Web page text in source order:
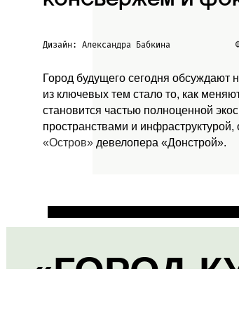
Дизайн: Александра Бабкина
Город будущего сегодня обсуждают
из ключевых тем стало то, как
становится частью полноценной
пространствами и
«Остров» девелопера «Донстрой».
«ГОРОД-